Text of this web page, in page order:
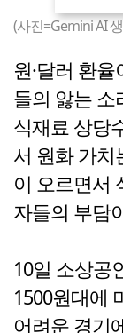
(사진=Gemini AI
원·달러 환
들의 앓는 소
식재료 상당
서 원화 가치
이 오르면서
자들의 부담
10일 소상공
1500원대에
어려운 경기